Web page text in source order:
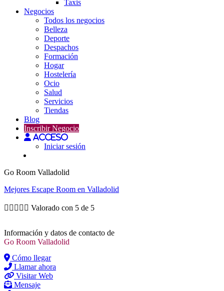
Taxis
Negocios
Todos los negocios
Belleza
Deporte
Despachos
Formación
Hogar
Hostelería
Ocio
Salud
Servicios
Tiendas
Blog
Inscribir Negocio
Acceso
Iniciar sesión
Go Room Valladolid
Mejores Escape Room en Valladolid
     Valorado con 5 de 5
Información y datos de contacto de
Go Room Valladolid
Cómo llegar
Llamar ahora
Visitar Web
Mensaje